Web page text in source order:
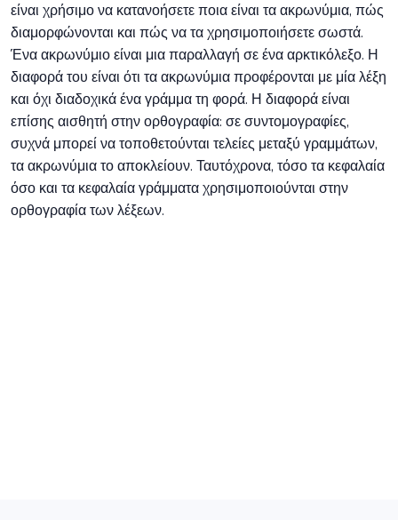
είναι χρήσιμο να κατανοήσετε ποια είναι τα ακρωνύμια, πώς
διαμορφώνονται και πώς να τα χρησιμοποιήσετε σωστά.
Ένα ακρωνύμιο είναι μια παραλλαγή σε ένα αρκτικόλεξο. Η
διαφορά του είναι ότι τα ακρωνύμια προφέρονται με μία λέξη
και όχι διαδοχικά ένα γράμμα τη φορά. Η διαφορά είναι
επίσης αισθητή στην ορθογραφία: σε συντομογραφίες,
συχνά μπορεί να τοποθετούνται τελείες μεταξύ γραμμάτων,
τα ακρωνύμια το αποκλείουν. Ταυτόχρονα, τόσο τα κεφαλαία
όσο και τα κεφαλαία γράμματα χρησιμοποιούνται στην
ορθογραφία των λέξεων.